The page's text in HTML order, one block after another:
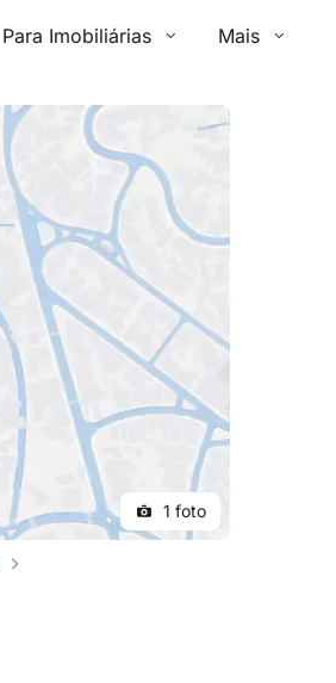
Para Imobiliárias Mais
1 foto